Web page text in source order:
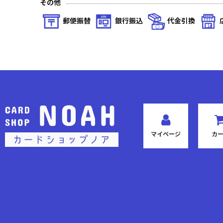
プレシャスブースターパック アイドルマスター シャイニーカラー
「東京喰種トーキョーグール」シリーズ
ヱヴァンゲリヲン新劇場版
アークナイツ Vol.2
その他
郵便振替
銀行振込 代金引換
マイページ カ